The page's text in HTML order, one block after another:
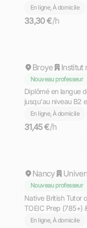
domiciles
En ligne, À domicile
33,30 €/h
Broye
Nouveau professeur
Diplômé en langue des
En ligne, À domicile
31,45 €/h
Nancy
Nouveau professeur
Native British Tutor offering lessons in Nancy. Specialist in
TOEIC Prep (785+)
specialise in help
En ligne, À domicile